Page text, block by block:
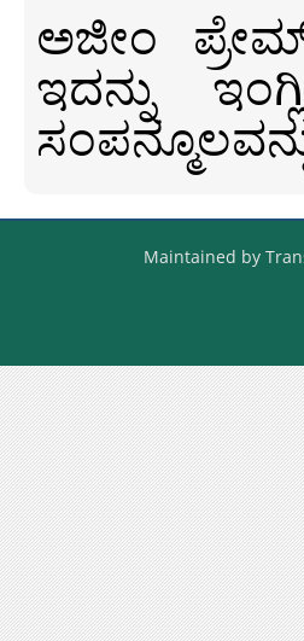
ಅಜೀಂ
ಇದನ್ನು
Maintained by